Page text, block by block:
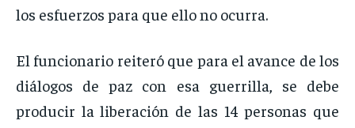
los esfuerzos para que ello no ocurra.
El funcionario reiteró que para el avance de los
diálogos de paz con esa guerrilla, se debe
producir la liberación de las 14 personas que